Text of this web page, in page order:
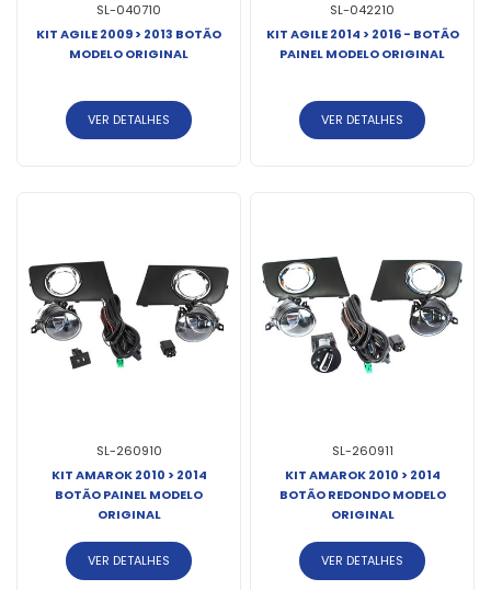
SL-040710
KIT AGILE 2009 > 2013 BOTÃO
MODELO ORIGINAL
VER DETALHES
SL-042210
KIT AGILE 2014 > 2016 - BOTÃO
PAINEL MODELO ORIGINAL
VER DETALHES
SL-260910
KIT AMAROK 2010 > 2014
BOTÃO PAINEL MODELO
ORIGINAL
VER DETALHES
SL-260911
KIT AMAROK 2010 > 2014
BOTÃO REDONDO MODELO
ORIGINAL
VER DETALHES